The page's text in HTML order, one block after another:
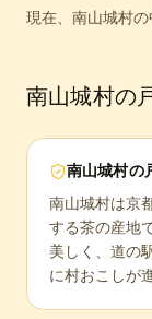
現在、 南山城村の
南山城村の
南山城村の
南山城村は京
する茶の産地
美しく、道の
に村おこしが